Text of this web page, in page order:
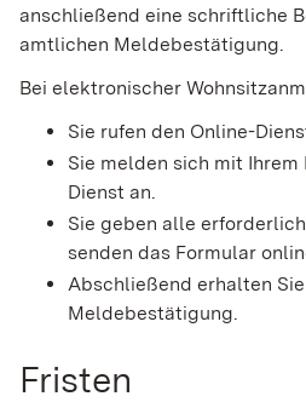
anschließend eine schriftliche
amtlichen Meldebestätigung.
Bei elektronischer
Sie rufen den Online-
Sie melden sich mit
Dienst an.
Sie geben alle
senden das Formular
Abschließend erhalten
Meldebestätigung.
Fristen